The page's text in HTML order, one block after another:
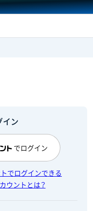
イン
でログイン
でログインできる
ウントとは？